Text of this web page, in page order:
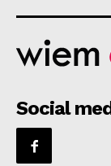
Social